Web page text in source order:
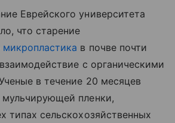
Еврейского университета
что старение
микропластика в почве почти
с органическими
в течение 20 месяцев
мульчирующей пленки,
типах сельскохозяйственных